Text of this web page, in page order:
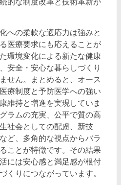
への柔軟な適応力は強みと
医療要求にも応えることが
環境変化による新たな健康
安全・安心な暮らしづくり
せん。まとめると、オース
療制度と予防医学への強い
維持と増進を実現していま
ラムの充実、公平で質の高
社会としての配慮、新技
ど、多角的な視点からバラ
ことが特徴です。その結果
には安心感と満足感が根付
くりにつながっています。